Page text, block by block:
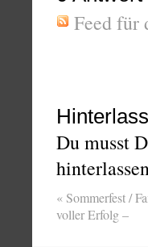
Feed für
Du musst
« Sommerfest /
voller Erfolg –